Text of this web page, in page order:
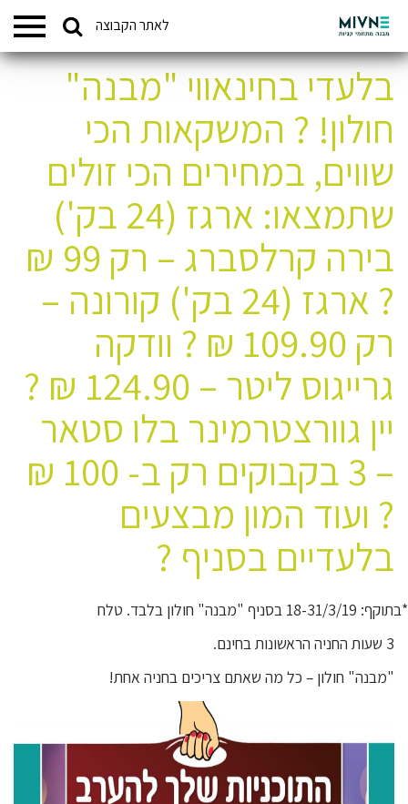
לאתר הקבוצה המתחמים שלנו
בלעדי בחינאווי "מבנה"
חולון! ? המשקאות הכי
שווים, במחירים הכי זולים
שתמצאו: ארגז (24 בק')
בירה קרלסברג – רק 99 ₪
? ארגז (24 בק') קורונה –
רק 109.90 ₪ ? וודקה
גרייגוס ליטר – 124.90 ₪ ?
יין גוורצטרמינר בלו סטאר
– 3 בקבוקים רק ב- 100 ₪
? ועוד המון מבצעים
בלעדיים בסניף ?
*בתוקף: 18-31/3/19 בסניף "מבנה" חולון בלבד. טלח
3 שעות החניה הראשונות בחינם.
"מבנה" חולון – כל מה שאתם צריכים בחניה אחת!